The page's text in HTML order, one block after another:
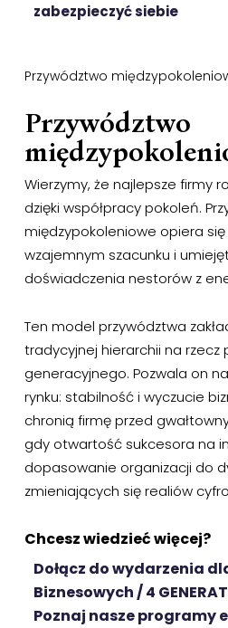
zabezpieczyć siebie
Przywództwo
Przywództwo
Wierzymy, że najlepsze firmy
dzięki współpracy pokoleń.
międzypokoleniowe opiera
wzajemnym szacunku i
doświadczenia nestorów z
Ten model przywództwa
tradycyjnej hierarchii na rzecz
generacyjnego. Pozwala on
rynku: stabilność i wyczucie
chronią firmę przed
gdy otwartość sukcesora na
dopasowanie organizacji do
zmieniających się realiów
Chcesz wiedzieć więcej?
Dołącz do wydarzenia
Biznesowych / 4
Poznaj nasze programy